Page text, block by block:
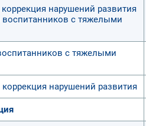
нарушений развития
с тяжелыми
с тяжелыми
нарушений развития